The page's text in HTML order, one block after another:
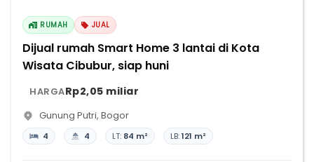
RUMAH JUAL
Dijual rumah Smart Home 3 lantai di Kota
Wisata Cibubur, siap huni
HARGARp2,05 miliar
Gunung Putri, Bogor
4 4 LT: 84 m² LB:121 m²